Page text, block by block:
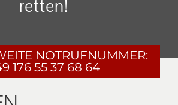
retten!
NOTRUFNUMMER:
176 55 37 68 64